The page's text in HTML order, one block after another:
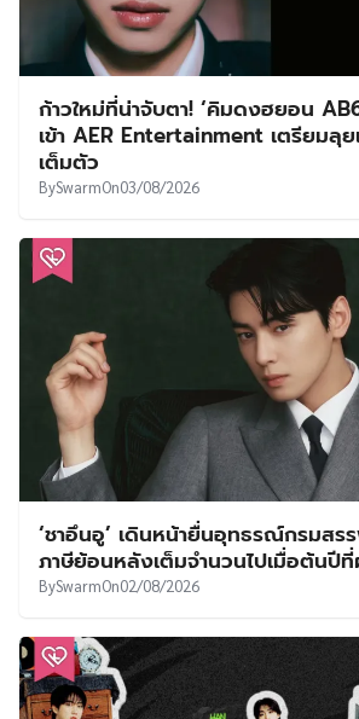
ก้าวใหม่ที่น่าจับตา! ‘คิมดงฮยอน
เข้า AER Entertainment เตรียมลุ
เต็มตัว
BySwarmOn03/08/2026
‘ชาอึนอู’ เดินหน้ายื่นอุทธรณ์กรมสร
ภาษีย้อนหลังเต็มจำนวนไปเมื่อต้นปีที่
BySwarmOn02/08/2026